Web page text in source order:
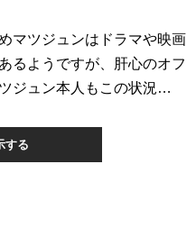
マツジュンはドラマや映画
るようですが、肝心のオフ
ジュン本人もこの状況…
する